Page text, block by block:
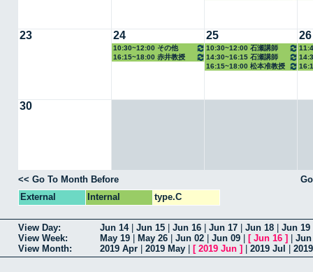
23 24
10:30~12:00 その他
16:15~18:00 赤井教授
25
10:30~12:00 石瀬講師
14:30~16:15 石瀬講師
16:15~18:00 松本准教授
26
30
<< Go To Month Before
External
Internal type.C
View Day: Jun 14| Jun 15 Jun 16 Jun 17 Jun 18 Jun 19
View Week:
May 19 May 26 Jun 02 Jun 09 [ Jun 16 ]
Jun
View Month:
2019 Apr 2019 May [ 2019 Jun ] 2019 Jul